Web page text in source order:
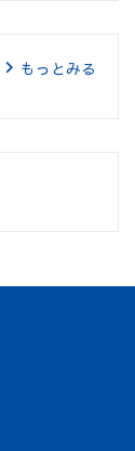
もっとみる